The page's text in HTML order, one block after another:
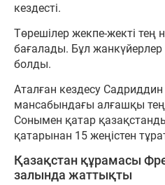
кездесті.
Төрешілер жекпе-жекті тең
бағалады. Бұл жанкүйерлер
болды.
Аталған кездесу
мансабындағы алғашқы тең
Сонымен қатар
қатарынан 15 жеңістен
Қазақстан құрамасы
залында жаттықты